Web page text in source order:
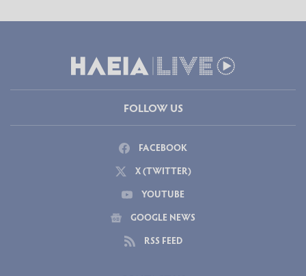
FOLLOW US
FACEBOOK
X (TWITTER)
YOUTUBE
GOOGLE NEWS
RSS FEED